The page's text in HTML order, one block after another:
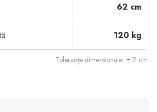
62 cm
120 kg
Toleranțe dimensionale: ± 2 cm.